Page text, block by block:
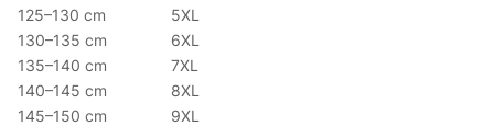
125–130 cm
5XL
130–135 cm
6XL
135–140 cm
7XL
140–145 cm
8XL
145–150 cm
9XL